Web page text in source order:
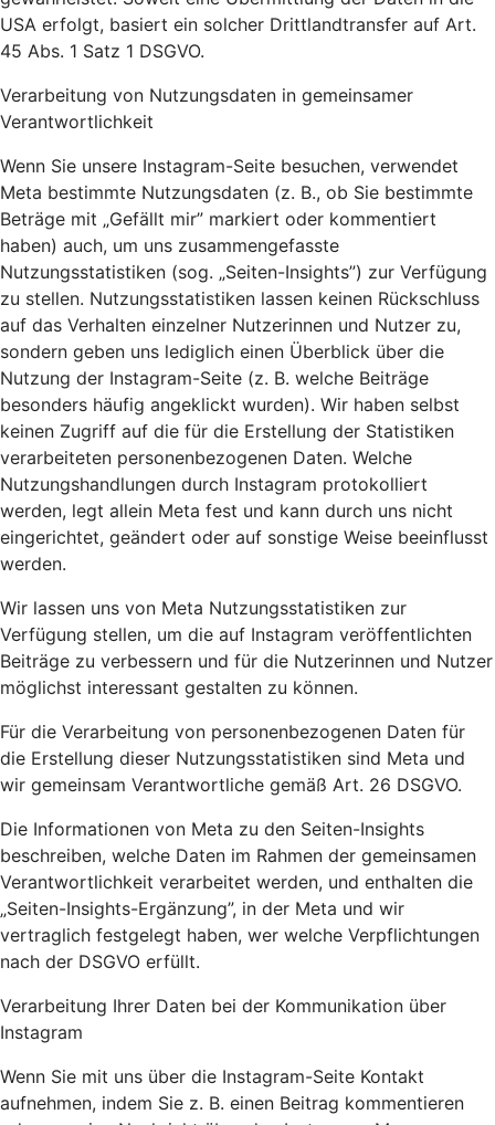
USA erfolgt, basiert ein solcher Drittlandtransfer auf Art.
45 Abs. 1 Satz 1 DSGVO.
Verarbeitung von Nutzungsdaten in gemeinsamer
Verantwortlichkeit
Wenn Sie unsere Instagram-Seite besuchen, verwendet
Meta bestimmte Nutzungsdaten (z. B., ob Sie bestimmte
Beträge mit „Gefällt mir” markiert oder kommentiert
haben) auch, um uns zusammengefasste
Nutzungsstatistiken (sog. „Seiten-Insights”) zur Verfügung
zu stellen. Nutzungsstatistiken lassen keinen Rückschluss
auf das Verhalten einzelner Nutzerinnen und Nutzer zu,
sondern geben uns lediglich einen Überblick über die
Nutzung der Instagram-Seite (z. B. welche Beiträge
besonders häufig angeklickt wurden). Wir haben selbst
keinen Zugriff auf die für die Erstellung der Statistiken
verarbeiteten personenbezogenen Daten. Welche
Nutzungshandlungen durch Instagram protokolliert
werden, legt allein Meta fest und kann durch uns nicht
eingerichtet, geändert oder auf sonstige Weise beeinflusst
werden.
Wir lassen uns von Meta Nutzungsstatistiken zur
Verfügung stellen, um die auf Instagram veröffentlichten
Beiträge zu verbessern und für die Nutzerinnen und Nutzer
möglichst interessant gestalten zu können.
Für die Verarbeitung von personenbezogenen Daten für
die Erstellung dieser Nutzungsstatistiken sind Meta und
wir gemeinsam Verantwortliche gemäß Art. 26 DSGVO.
Die Informationen von Meta zu den Seiten-Insights
beschreiben, welche Daten im Rahmen der gemeinsamen
Verantwortlichkeit verarbeitet werden, und enthalten die
„Seiten-Insights-Ergänzung”, in der Meta und wir
vertraglich festgelegt haben, wer welche Verpflichtungen
nach der DSGVO erfüllt.
Verarbeitung Ihrer Daten bei der Kommunikation über
Instagram
Wenn Sie mit uns über die Instagram-Seite Kontakt
aufnehmen, indem Sie z. B. einen Beitrag kommentieren